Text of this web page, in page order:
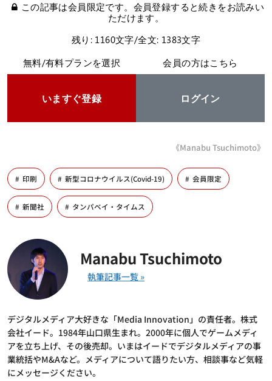
この記事は会員限定です。会員登録すると続きをお読みい
ただけます。
残り: 1160文字/全文: 1383文字
無料/有料プランを選択
いますぐ登録
会員の方はこちら
ログイン
《Manabu Tsuchimoto》
印刷 新型コロナウイルス(Covid-19) 会員限定
新聞社 タンパベイ・タイムス
Manabu Tsuchimoto
デジタルメディア大好きな「Media Innovation」の責任者。株式
会社イード。1984年山口県生まれ。2000年に個人でゲームメディ
アを立ち上げ、その後売却。いまはイードでデジタルメディアの事
業統括やM&Aなど。メディアについて語りたい方、相談事など気軽
にメッセージください。